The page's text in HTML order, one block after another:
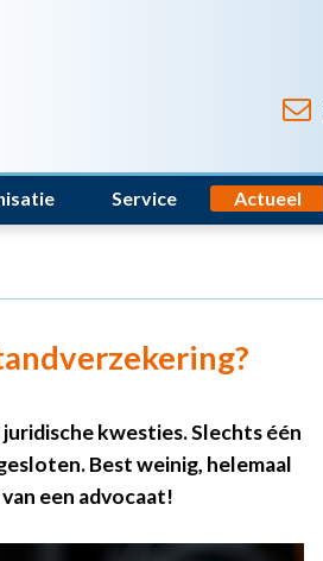
Service Actueel
kwesties. Slechts één
Best weinig, helemaal
een advocaat!